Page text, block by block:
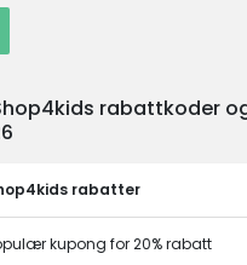
rabattkoder
rabatter
kupong for 20% rabatt